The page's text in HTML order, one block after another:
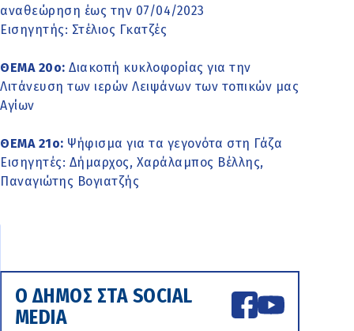
αναθεώρηση έως την 07/04/2023
Εισηγητής: Στέλιος Γκατζές
ΘΕΜΑ 20o: Διακοπή κυκλοφορίας για την
Λιτάνευση των ιερών Λειψάνων των τοπικών μας
Αγίων
ΘΕΜΑ 21o: Ψήφισμα για τα γεγονότα στη Γάζα
Εισηγητές: Δήμαρχος, Χαράλαμπος Βέλλης,
Παναγιώτης Βογιατζής
Ο ΔΗΜΟΣ ΣΤΑ SOCIAL
MEDIA